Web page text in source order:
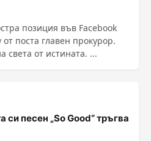
позиция във Facebook
поста главен прокурор.
от истината. ...
песен „So Good“ тръгва